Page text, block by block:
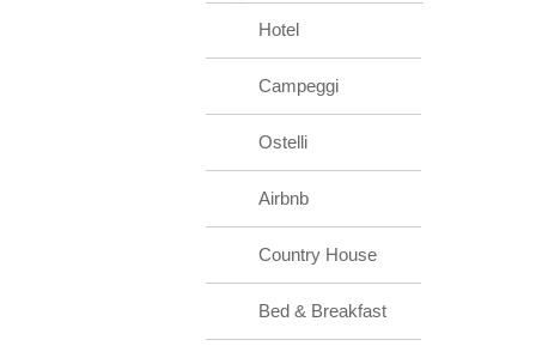
Hotel
Campeggi
Ostelli
Airbnb
Country House
Bed & Breakfast